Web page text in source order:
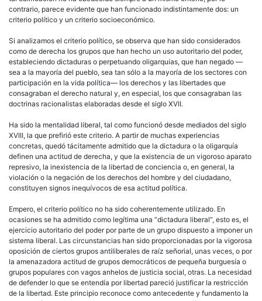
contrario, parece evidente que han funcionado indistintamente dos: un
criterio político y un criterio socioeconómico.
Si analizamos el criterio político, se observa que han sido considerados
como de derecha los grupos que han hecho un uso autoritario del poder,
estableciendo dictaduras o perpetuando oligarquías, que han negado —
sea a la mayoría del pueblo, sea tan sólo a la mayoría de los sectores con
participación en la vida política— los derechos y las libertades que
consagraban el derecho natural y, en especial, los que consagraban las
doctrinas racionalistas elaboradas desde el siglo XVII.
Ha sido la mentalidad liberal, tal como funcionó desde mediados del siglo
XVIII, la que prefirió este criterio. A partir de muchas experiencias
concretas, quedó tácitamente admitido que la dictadura o la oligarquía
definen una actitud de derecha, y que la existencia de un vigoroso aparato
represivo, la inexistencia de la libertad de conciencia o, en general, la
violación o la negación de los derechos del hombre y del ciudadano,
constituyen signos inequívocos de esa actitud política.
Empero, el criterio político no ha sido coherentemente utilizado. En
ocasiones se ha admitido como legítima una “dictadura liberal“, esto es, el
ejercicio autoritario del poder por parte de un grupo dispuesto a imponer un
sistema liberal. Las circunstancias han sido proporcionadas por la vigorosa
oposición de ciertos grupos antiliberales de raíz señorial, unas veces, o por
la amenazadora actitud de grupos democráticos de pequeña burguesía o
grupos populares con vagos anhelos de justicia social, otras. La necesidad
de defender lo que se entendía por libertad pareció justificar la restricción
de la libertad. Este principio reconoce como antecedente y fundamento la